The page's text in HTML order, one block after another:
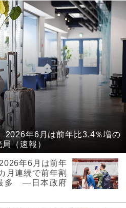
2026年6月は前年比3.4％増の
（速報）
年6月は前年
月連続で前年割
多 ―日本政府